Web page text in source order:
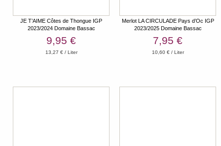
JE T’AIME Côtes de Thongue IGP
2023/2024 Domaine Bassac
9,95 €
13,27 € / Liter
Merlot LA CIRCULADE Pays d’Oc IGP
2023/2025 Domaine Bassac
7,95 €
10,60 € / Liter